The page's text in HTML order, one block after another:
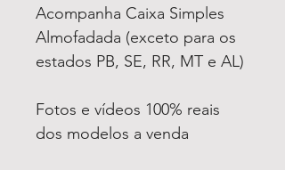
Acompanha Caixa Simples
Almofadada (exceto para os
estados PB, SE, RR, MT e AL)
Fotos e vídeos 100% reais
dos modelos a venda